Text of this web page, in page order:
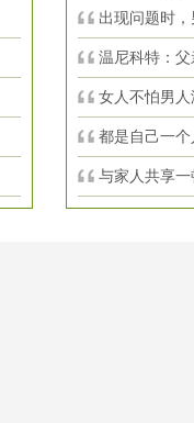
出现问题时，男
温尼科特：父
女人不怕男人
都是自己一
与家人共享